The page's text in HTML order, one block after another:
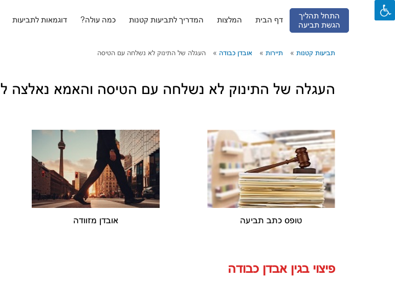
התחל תהליך
הגשת תביעה דף הבית המלצות המדריך לתביעות קטנות כמה עולה? דוגמאות לתביעות
תביעות קטנות תיירות אובדן כבודה העגלה של התינוק לא נשלחה עם הטיסה
העגלה של התינוק לא נשלחה עם הטיסה והאמא נאלצה
טופס כתב תביעה אובדן מזוודה
פיצוי בגין אבדן כבודה